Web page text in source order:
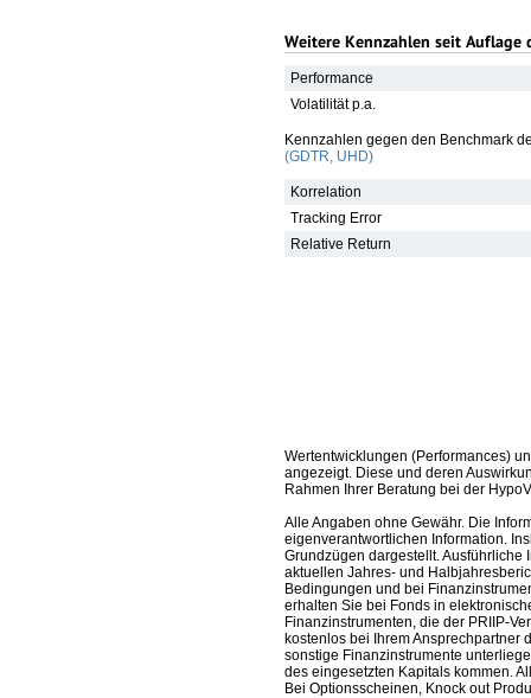
Weitere Kennzahlen seit Auflage
Performance
Volatilität p.a.
Kennzahlen gegen den Benchmark
(GDTR, UHD)
Korrelation
Tracking Error
Relative Return
Wertentwicklungen (Performances)
angezeigt. Diese und deren
Rahmen Ihrer Beratung bei der
Alle Angaben ohne Gewähr. Die
eigenverantwortlichen Information.
Grundzügen dargestellt.
aktuellen Jahres- und
Bedingungen und bei
erhalten Sie bei Fonds in
Finanzinstrumenten, die der PRIIP-
kostenlos bei Ihrem Ansprechpartner
sonstige Finanzinstrumente
des eingesetzten Kapitals kommen.
Bei Optionsscheinen, Knock out